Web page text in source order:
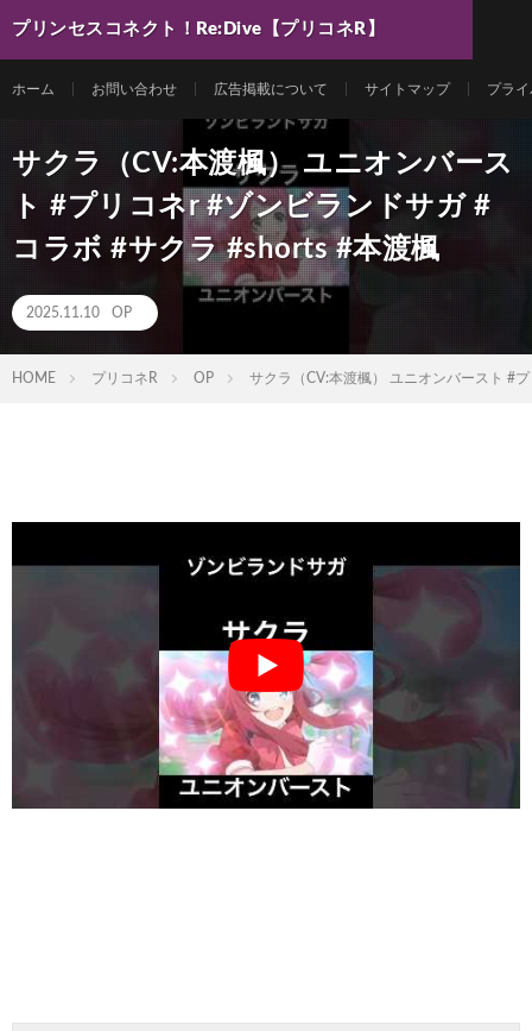
プリンセスコネクト！Re:Dive【プリコネR】
ホーム お問い合わせ 広告掲載について サイトマップ プラ
サクラ（CV:本渡楓） ユニオンバース
ト #プリコネr #ゾンビランドサガ #
コラボ #サクラ #shorts #本渡楓
2025.11.10 OP
HOME プリコネR OP サクラ（CV:本渡楓） ユニオンバースト #